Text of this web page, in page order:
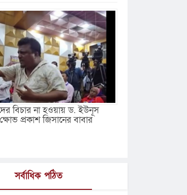
বিচার না হওয়ায় ড. ইউনূস
প্রকাশ জিসানের বাবার
সর্বাধিক পঠিত